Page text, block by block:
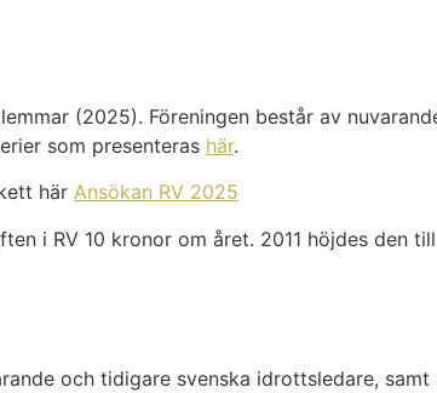
(2025). Föreningen består av
som presenteras här.
här Ansökan RV 2025
i RV 10 kronor om året. 2011 höjdes den
och tidigare svenska idrottsledare,